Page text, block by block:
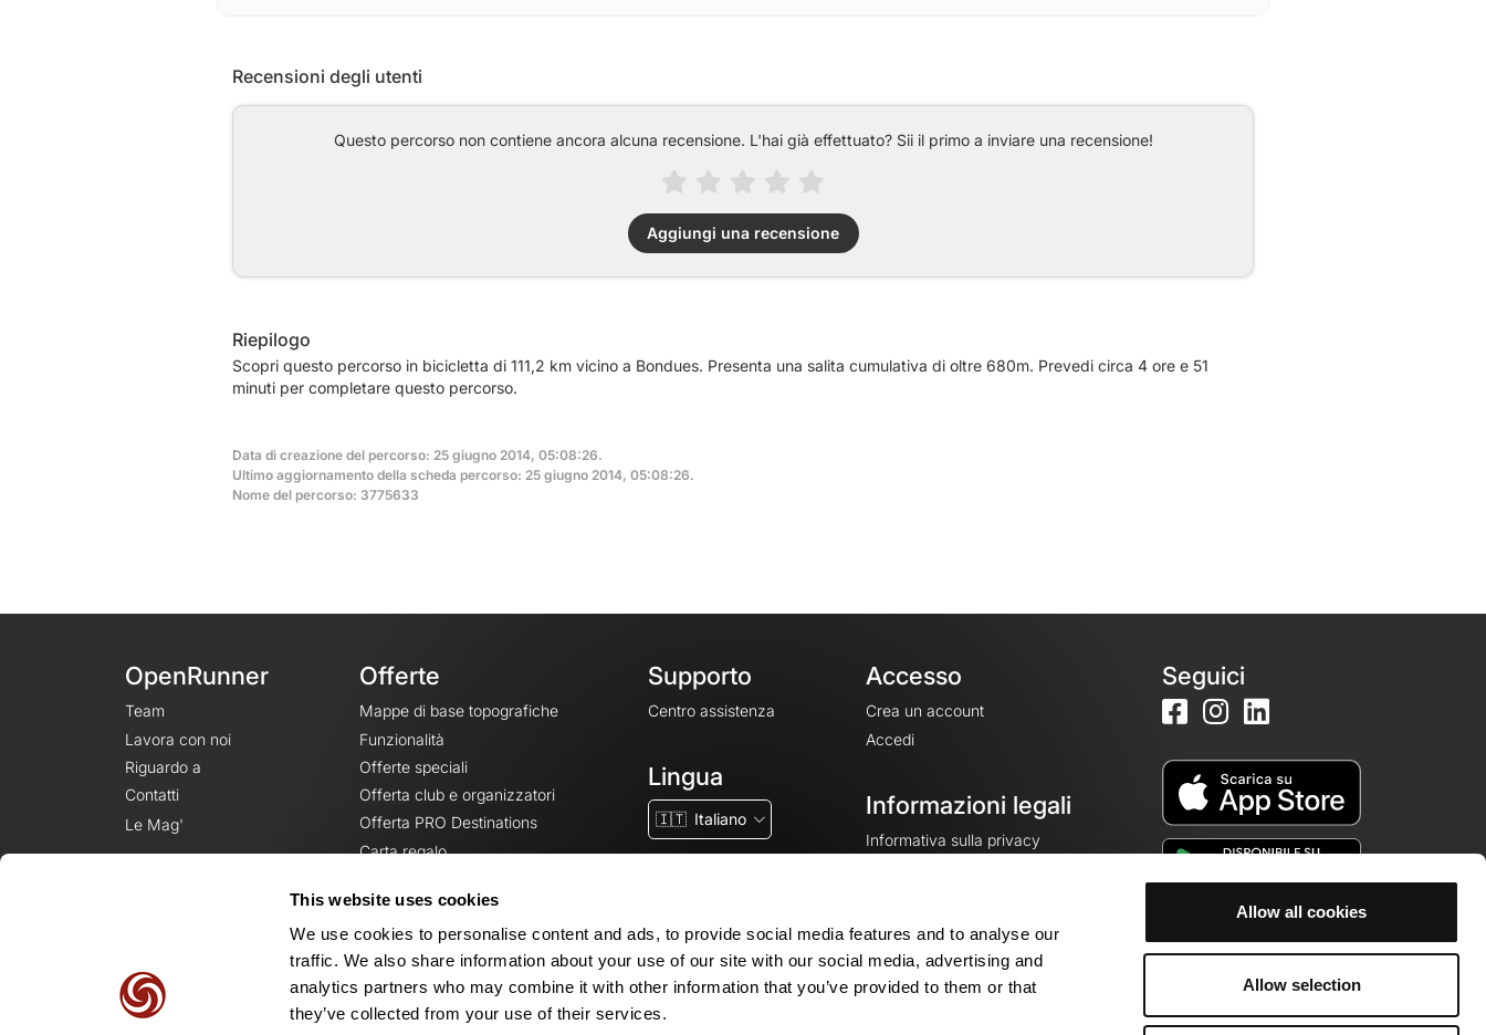
This website uses cookies
We use cookies to personalise content and ads, to provide social media features and to analyse our
traffic. We also share information about your use of our site with our social media, advertising and
analytics partners who may combine it with other information that you’ve provided to them or that
they’ve collected from your use of their services.
Allow all cookies
Allow selection
Recensioni degli utenti
Questo percorso non contiene ancora alcuna recensione. L'hai già effettuato? Sii il primo a inviare una recensione!
Aggiungi una recensione
Riepilogo
Scopri questo percorso in bicicletta di 111,2 km vicino a Bondues. Presenta una salita cumulativa di oltre 680m. Prevedi circa 4 ore e 51
minuti per completare questo percorso.
Data di creazione del percorso: 25 giugno 2014, 05:08:26.
Ultimo aggiornamento della scheda percorso: 25 giugno 2014, 05:08:26.
Nome del percorso: 3775633
OpenRunner
Team
Lavora con noi
Riguardo a
Contatti
Le Mag'
Offerte
Mappe di base topografiche
Funzionalità
Offerte speciali
Offerta club e organizzatori
Offerta PRO Destinations
Carta regalo
Supporto
Centro assistenza
Lingua
🇮🇹 Italiano
Accesso
Crea un account
Accedi
Informazioni legali
Informativa sulla privacy
Impostazioni dei cookie
Seguici